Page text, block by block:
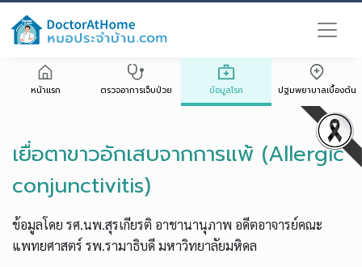
หน้าแรก ตรวจอาการเจ็บป่วย ข้อมูลโรค ปฐมพยาบาลเบื้องต้น
เยื่อตาขาวอักเสบจากการแพ้ (Allergic
conjunctivitis)
ข้อมูลโดย รศ.นพ.สุรเกียรติ อาชานานุภาพ อดีตอาจารย์คณะ
แพทยศาสตร์ รพ.รามาธิบดี มหาวิทยาลัยมหิดล